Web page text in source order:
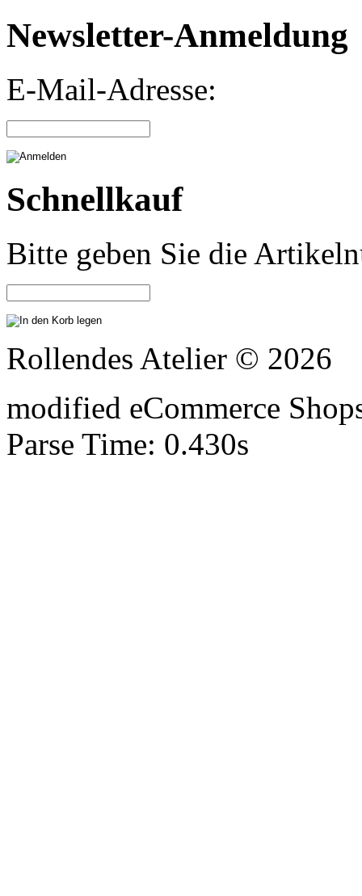
Newsletter-Anmeldung
E-Mail-Adresse:
Schnellkauf
Bitte geben Sie die
Rollendes Atelier © 2026
modified eCommerce
Parse Time: 0.430s